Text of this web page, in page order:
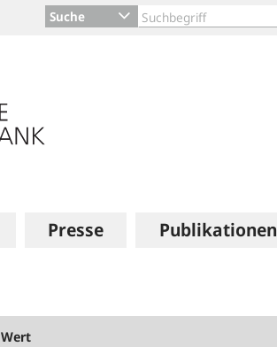
Suche
Presse Publikationen
Wert